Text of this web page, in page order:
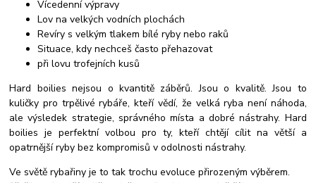
Vícedenní výpravy
Lov na velkých vodních plochách
Revíry s velkým tlakem bílé ryby nebo raků
Situace, kdy nechceš často přehazovat
při lovu trofejních kusů
Hard boilies nejsou o kvantitě záběrů. Jsou o kvalitě. Jsou to
kuličky pro trpělivé rybáře, kteří vědí, že velká ryba není náhoda,
ale výsledek strategie, správného místa a dobré nástrahy. Hard
boilies je perfektní volbou pro ty, kteří chtějí cílit na větší a
opatrnější ryby bez kompromisů v odolnosti nástrahy.
Ve světě rybařiny je to tak trochu evoluce přirozeným výběrem.